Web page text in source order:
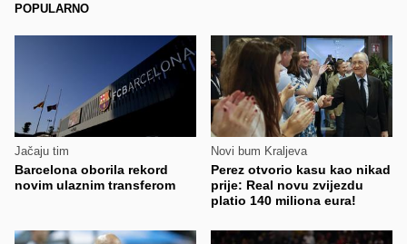
POPULARNO
Jačaju tim
Barcelona oborila rekord
novim ulaznim transferom
Novi bum Kraljeva
Perez otvorio kasu kao nikad
prije: Real novu zvijezdu
platio 140 miliona eura!